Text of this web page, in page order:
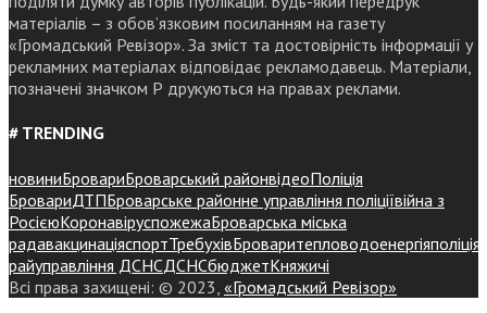
матеріалів – з обов’язковим посиланням на газету
«Громадський Ревізор». За зміст та достовірність інформації у
рекламних матеріалах відповідає рекламодавець. Матеріали,
позначені значком Р друкуються на правах реклами.
# TRENDING
новиниБровариБроварський районвідеоПоліція
БровариДТПБроварське районне управління поліціївійна з
РосієюКоронавіруспожежаБроварська міська
радавакцинаціяспортТребухівБроваритепловодоенергіяполіція
райуправління ДСНСДСНСбюджетКняжичі
Всі права захищені: © 2023, «Громадський Ревізор»